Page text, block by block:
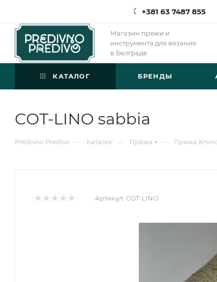
+381 63 7487 855
Магазин пряжи и
инструмента для вязания
в Белграде
КАТАЛОГ БРЕНДЫ
COT-LINO sabbia
Predivno Predivo — Каталог — Пряжа — Пряжа
Артикул: COT-LINO